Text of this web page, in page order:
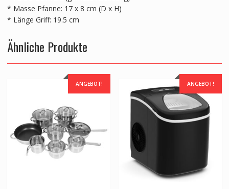
* Masse Pfanne: 17 x 8 cm (D x H)
* Länge Griff: 19.5 cm
Ähnliche Produkte
ANGEBOT! ANGEBOT!